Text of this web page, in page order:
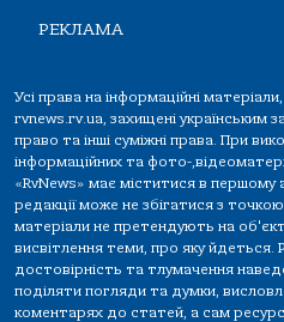
РЕКЛАМА
Усі права на інформаційні
rvnews.rv.ua, захищені українським
право та інші суміжні права. При
інформаційних та фото-
«RvNews» має міститися в першому
редакції може не збігатися з
матеріали не претендують на
висвітлення теми, про яку йдеться.
достовірність та тлумачення
поділяти погляди та думки,
коментарях до статей, а сам